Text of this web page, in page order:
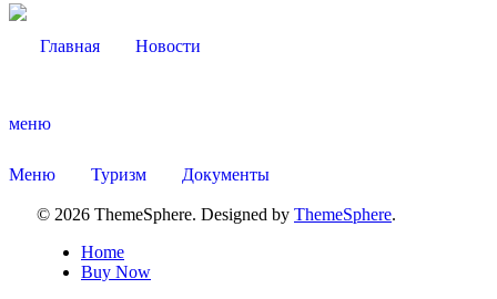
Главная Новости
меню
Меню Туризм Документы
© 2026 ThemeSphere. Designed by ThemeSphere.
Home
Buy Now
Администрация